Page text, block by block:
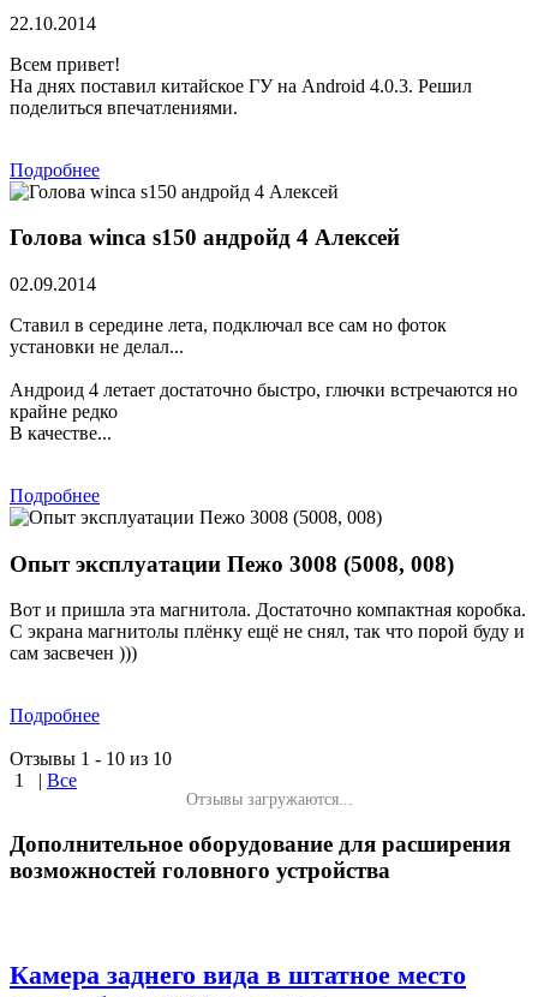
22.10.2014
Всем привет!
На днях поставил китайское ГУ на Android 4.0.3. Решил
поделиться впечатлениями.
Подробнее
Голова winca s150 андройд 4 Алексей
02.09.2014
Ставил в середине лета, подключал все сам но фоток
установки не делал...
Андроид 4 летает достаточно быстро, глючки встречаются но
крайне редко
В качестве...
Подробнее
Опыт эксплуатации Пежо 3008 (5008, 008)
Вот и пришла эта магнитола. Достаточно компактная коробка.
С экрана магнитолы плёнку ещё не снял, так что порой буду и
сам засвечен )))
Подробнее
Отзывы 1 - 10 из 10
1
| Все
Отзывы загружаются...
Дополнительное оборудование для расширения
возможностей головного устройства
Камера заднего вида в штатное место